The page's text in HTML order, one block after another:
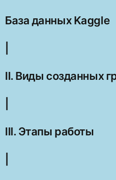
База данных Kaggle
II. Виды созданных
III. Этапы работы